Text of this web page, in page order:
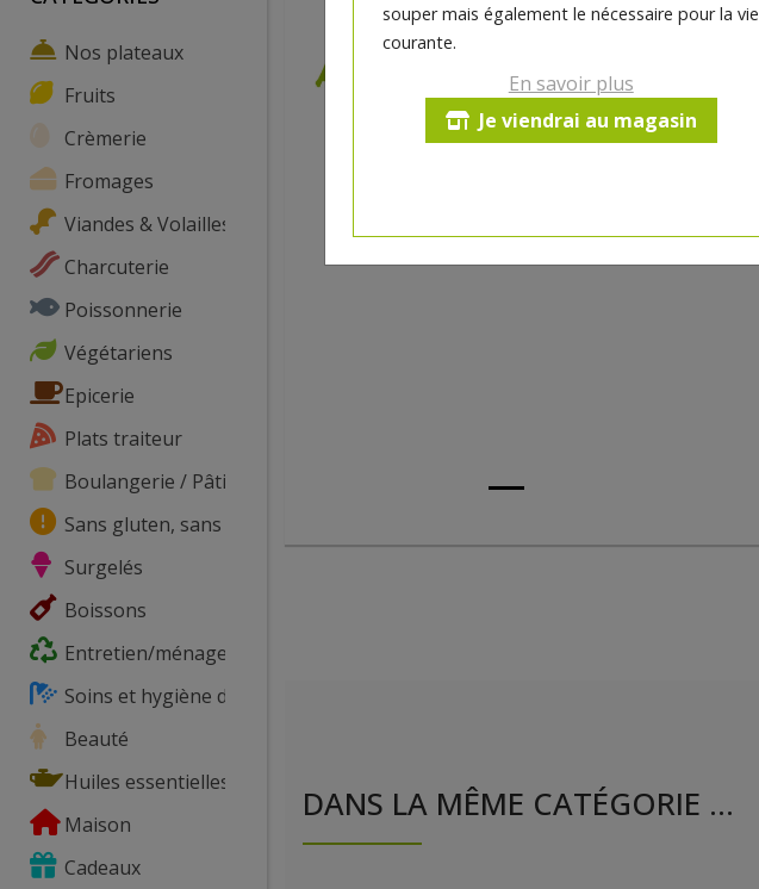
Nos plateaux
Fruits
Crèmerie
Fromages
Viandes & Volailles
Charcuterie
Poissonnerie
Végétariens
Epicerie
Plats traiteur
Boulangerie / Pâtisserie
Sans gluten, sans lactose, ...
Surgelés
Boissons
Entretien/ménage
Soins et hygiène du corps
Beauté
Huiles essentielles
Maison
Cadeaux
souper mais également le nécessaire pour la vie
courante.
En savoir plus
Je viendrai au magasin
DANS LA MÊME CATÉGORIE ...